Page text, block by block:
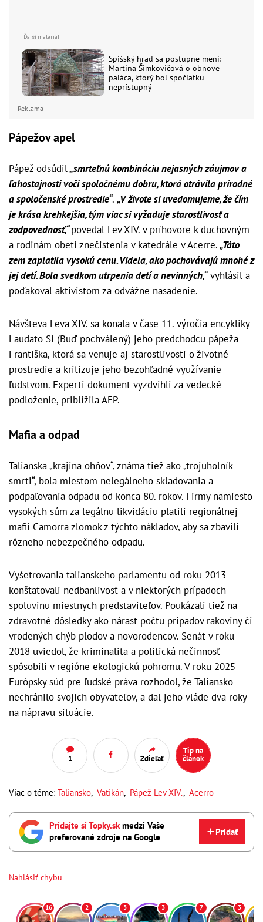
Spišský hrad sa postupne mení:
Martina Šimkovičová o obnove
paláca, ktorý bol spočiatku
neprístupný
Reklama
Pápežov apel
Pápež odsúdil„smrteľnú kombináciu nejasných záujmov a
ľahostajnosti voči spoločnému dobru, ktorá otrávila prírodné
a spoločenské prostredie“. „V živote si uvedomujeme, že čím
je krása krehkejšia, tým viac si vyžaduje starostlivosť a
zodpovednosť,“povedal Lev XIV. v príhovore k duchovným
a rodinám obetí znečistenia v katedrále v Acerre.„Táto
zem zaplatila vysokú cenu. Videla, ako pochovávajú mnohé z
jej detí. Bola svedkom utrpenia detí a nevinných,“vyhlásil a
poďakoval aktivistom za odvážne nasadenie.
Návšteva Leva XIV. sa konala v čase 11. výročia encykliky
Laudato Si (Buď pochválený) jeho predchodcu pápeža
Františka, ktorá sa venuje aj starostlivosti o životné
prostredie a kritizuje jeho bezohľadné využívanie
ľudstvom. Experti dokument vyzdvihli za vedecké
podloženie, priblížila AFP.
Mafia a odpad
Talianska „krajina ohňov“, známa tiež ako „trojuholník
smrti“, bola miestom nelegálneho skladovania a
podpaľovania odpadu od konca 80. rokov. Firmy namiesto
vysokých súm za legálnu likvidáciu platili regionálnej
mafii Camorra zlomok z týchto nákladov, aby sa zbavili
rôzneho nebezpečného odpadu.
Vyšetrovania talianskeho parlamentu od roku 2013
konštatovali nedbanlivosť a v niektorých prípadoch
spoluvinu miestnych predstaviteľov. Poukázali tiež na
zdravotné dôsledky ako nárast počtu prípadov rakoviny či
vrodených chýb plodov a novorodencov. Senát v roku
2018 uviedol, že kriminalita a politická nečinnosť
spôsobili v regióne ekologickú pohromu. V roku 2025
Európsky súd pre ľudské práva rozhodol, že Taliansko
nechránilo svojich obyvateľov, a dal jeho vláde dva roky
na nápravu situácie.
1 Zdieľať
Tip na
článok
Viac o téme: Taliansko, Vatikán, Pápež Lev XIV., Acerro
Pridajte si Topky.skmedzi Vaše
preferované zdroje na Google
Pridať
Nahlásiť chybu
16 2 3 3 7 3